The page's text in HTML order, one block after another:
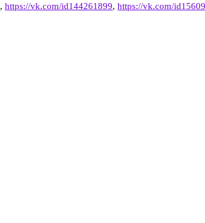
, https://vk.com/id144261899, https://vk.com/